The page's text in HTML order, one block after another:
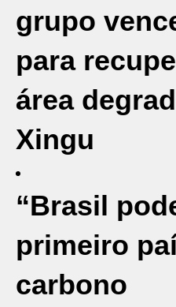
grupo
para
área
Xingu
“Brasil
primeiro
carbono